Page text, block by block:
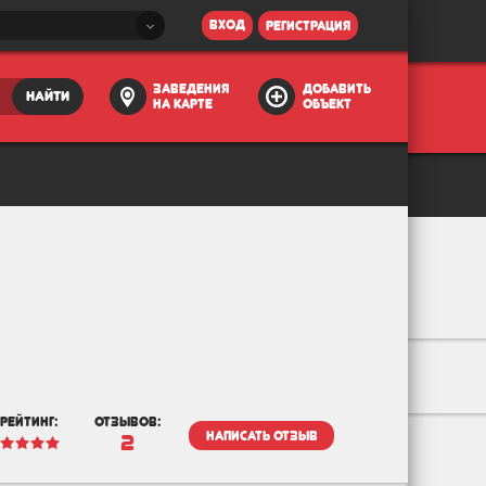
вход регистрация
найти
заведения
на карте
добавить
объект
рейтинг: отзывов:
2 написать отзыв